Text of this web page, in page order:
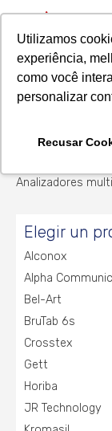
Utilizamos
experiência,
como você
personalizar
Recusar
Productos
Analizadores
Elegir un
Alconox
Alpha
Bel-Art
BruTab 6s
Crosstex
Gett
Horiba
JR Technology